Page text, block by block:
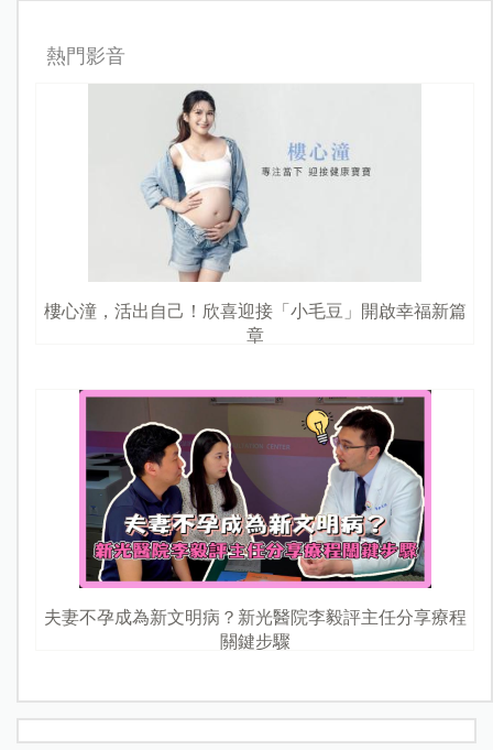
熱門影音
樓心潼，活出自己！欣喜迎接「小毛豆」開啟幸福新篇
章
夫妻不孕成為新文明病？新光醫院李毅評主任分享療程
關鍵步驟